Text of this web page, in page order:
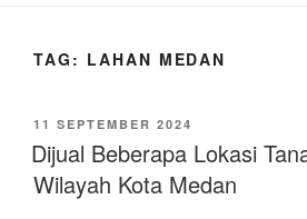
TAG: LAHAN MEDAN
DIPOSKAN
PADA
11 SEPTEMBER 2024
Dijual Beberapa Lokasi
Wilayah Kota Medan